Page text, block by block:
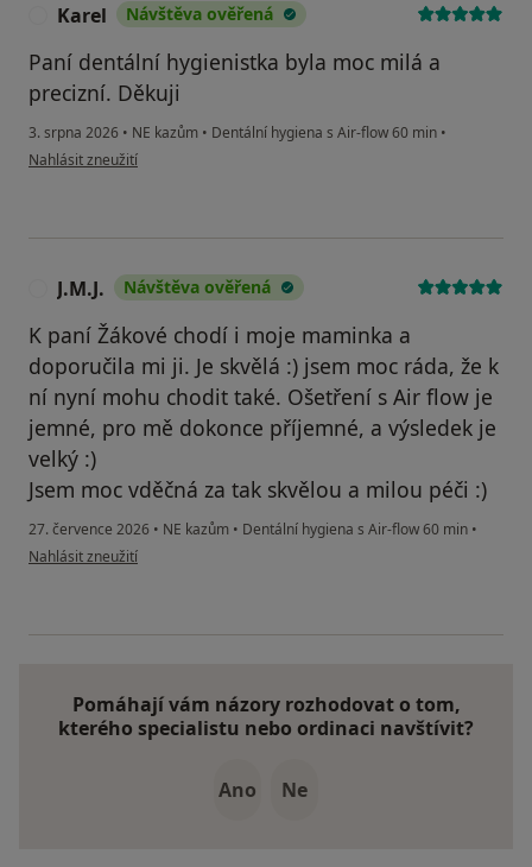
Karel Návštěva ověřená
Paní dentální hygienistka byla moc milá a
precizní. Děkuji
3. srpna 2026 • NE kazům • Dentální hygiena s Air-flow 60 min •
podle názoru uživatele Karel
Nahlásit zneužití
J.M.J. Návštěva ověřená
K paní Žákové chodí i moje maminka a
doporučila mi ji. Je skvělá :) jsem moc ráda, že k
ní nyní mohu chodit také. Ošetření s Air flow je
jemné, pro mě dokonce příjemné, a výsledek je
velký :)
Jsem moc vděčná za tak skvělou a milou péči :)
27. července 2026 • NE kazům • Dentální hygiena s Air-flow 60 min •
podle názoru uživatele J.M.J.
Nahlásit zneužití
Pomáhají vám názory rozhodovat o tom,
kterého specialistu nebo ordinaci navštívit?
Ano Ne